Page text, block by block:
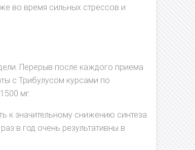
во время сильных стрессов и
Перерыв после каждого приема
с Трибулусом курсами по
мг.
к значительному снижению синтеза
в год очень результативны в